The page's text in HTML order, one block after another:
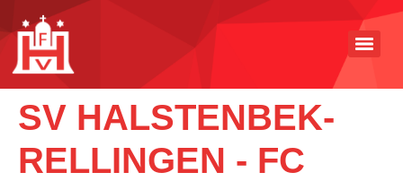
SV HALSTENBEK-
RELLINGEN - FC